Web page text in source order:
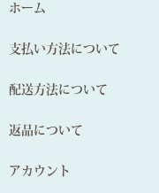
ホーム
支払い方法について
配送方法について
返品について
アカウント